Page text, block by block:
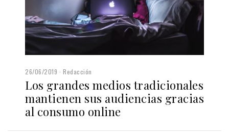
26/06/2019 Redacción
Los grandes medios tradicionales
mantienen sus audiencias gracias
al consumo online